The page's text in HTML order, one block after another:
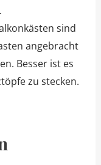
sind
angebracht
Besser ist es
zu stecken.